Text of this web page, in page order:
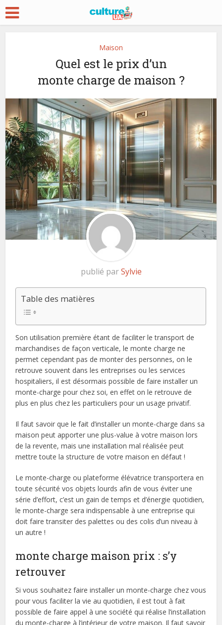
Maison
Quel est le prix d’un
monte charge de maison ?
publié parSylvie
Table des matières
Son utilisation première étant de faciliter le transport de
marchandises de façon verticale, le monte charge ne
permet cependant pas de monter des personnes, on le
retrouve souvent dans les entreprises ou les services
hospitaliers, il est désormais possible de faire installer un
monte-charge pour chez soi, en effet on le retrouve de
plus en plus chez les particuliers pour un usage privatif.
Il faut savoir que le fait d’installer un monte-charge dans sa
maison peut apporter une plus-value à votre maison lors
de la revente, mais une installation mal réalisée peut
mettre toute la structure de votre maison en défaut !
Le monte-charge ou plateforme élévatrice transportera en
toute sécurité vos objets lourds afin de vous éviter une
série d’effort, c’est un gain de temps et d’énergie quotidien,
le monte-charge sera indispensable à une entreprise qui
doit faire transiter des palettes ou des colis d’un niveau à
un autre !
monte charge maison prix : s’y
retrouver
Si vous souhaitez faire installer un monte-charge chez vous
pour vous faciliter la vie au quotidien, il est tout à fait
possible de faire appel à une société qui réalise l’installation
du monte-charge à l’intérieur de votre maison. Il faut savoir